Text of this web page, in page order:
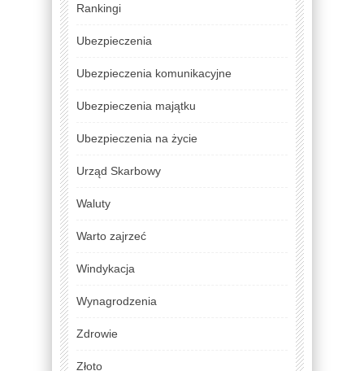
Rankingi
Ubezpieczenia
Ubezpieczenia komunikacyjne
Ubezpieczenia majątku
Ubezpieczenia na życie
Urząd Skarbowy
Waluty
Warto zajrzeć
Windykacja
Wynagrodzenia
Zdrowie
Złoto